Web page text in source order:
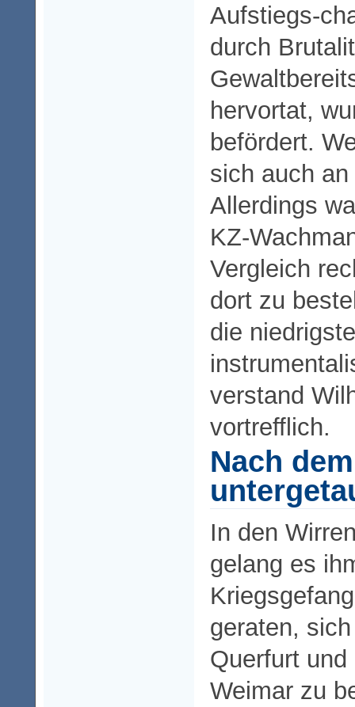
Aufstiegs-
durch
hervortat,
befördert.
sich auch
Allerdings
KZ-
Vergleich
dort zu
die
verstand
vortrefflich.
Nach
In den
gelang es
geraten,
Querfurt
Weimar zu